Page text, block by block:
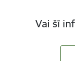
Vai šī